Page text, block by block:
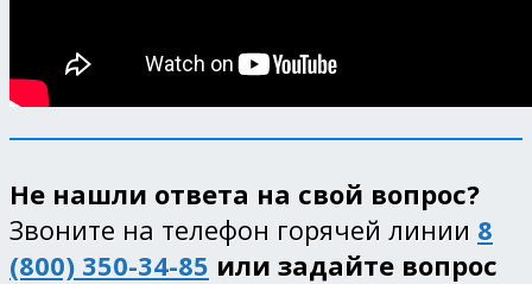
Не нашли ответа на свой вопрос?
Звоните на телефон горячей линии 8
(800) 350-34-85 или задайте вопрос